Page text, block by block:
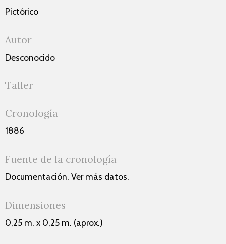
Pictórico
Autor
Desconocido
Taller
Cronología
1886
Fuente de la cronología
Documentación. Ver más datos.
Dimensiones
0,25 m. x 0,25 m. (aprox.)